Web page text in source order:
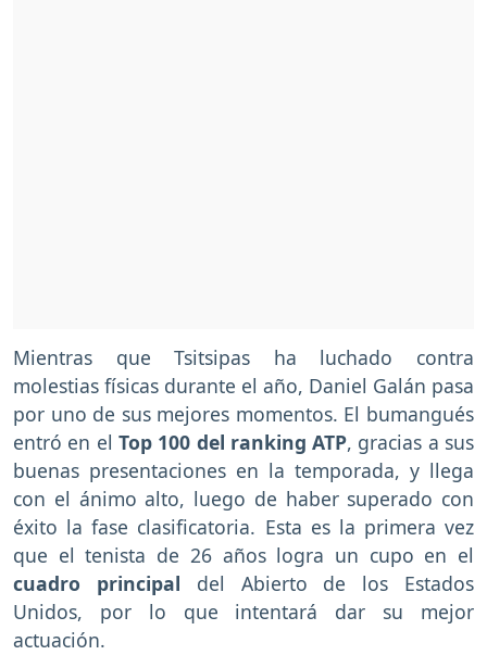
Mientras que Tsitsipas ha luchado contra
molestias físicas durante el año, Daniel Galán pasa
por uno de sus mejores momentos. El bumangués
entró en el Top 100 del ranking ATP, gracias a sus
buenas presentaciones en la temporada, y llega
con el ánimo alto, luego de haber superado con
éxito la fase clasificatoria. Esta es la primera vez
que el tenista de 26 años logra un cupo en el
cuadro principal del Abierto de los Estados
Unidos, por lo que intentará dar su mejor
actuación.